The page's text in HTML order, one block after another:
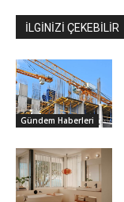
İLGİNİZİ ÇEKEBİLİR
Gündem Haberleri